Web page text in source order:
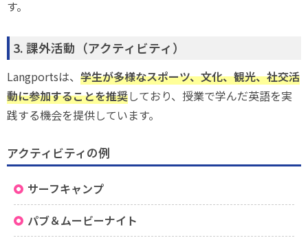
す。
3. 課外活動（アクティビティ）
Langportsは、 学生が多様なスポーツ、文化、観光、社交活
動に参加することを推奨しており、授業で学んだ英語を実
践する機会を提供しています。
アクティビティの例
サーフキャンプ
パブ＆ムービーナイト